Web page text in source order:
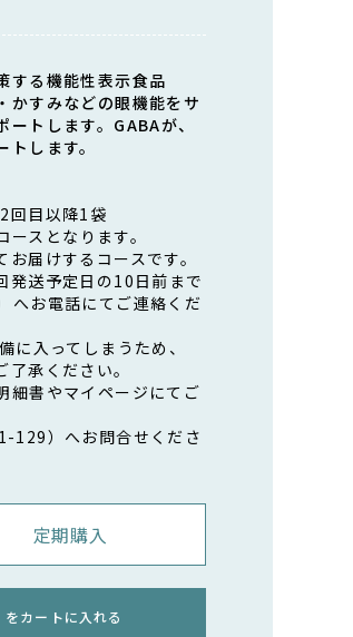
する機能性表示食品
かすみなどの眼機能をサ
トします。GABAが、
します。
回目以降1袋
スとなります。
届けするコースです。
発送予定日の10日前まで
お電話にてご連絡くだ
入ってしまうため、
承ください。
細書やマイページにてご
129）へお問合せくださ
定期購入
をカートに入れる